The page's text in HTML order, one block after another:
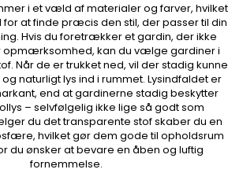
i et væld af materialer og farver, hvilket
at finde præcis den stil, der passer til din
Hvis du foretrækker et gardin, der ikke
opmærksomhed, kan du vælge gardiner i
Når de er trukket ned, vil der stadig kunne
naturligt lys ind i rummet. Lysindfaldet er
end at gardinerne stadig beskytter
– selvfølgelig ikke lige så godt som
du det transparente stof skaber du en
hvilket gør dem gode til opholdsrum
du ønsker at bevare en åben og luftig
fornemmelse.